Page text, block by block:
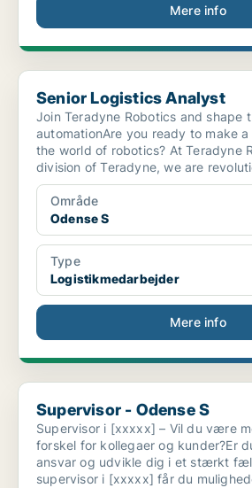
Mere info
Senior Logistics Analyst
Senior Logistics Analyst
Join Teradyne Robotics and shape
automationAre you ready to make
the world of robotics? At Teradyne
division of Teradyne, we are
Område
Odense S
Type
Logistikmedarbejder
Mere info
Supervisor - Odense S
Supervisor - Odense S
Supervisor i [xxxxx] – Vil du være
forskel for kollegaer og kunder?Er
ansvar og udvikle dig i et stærkt
supervisor i [xxxxx] får du